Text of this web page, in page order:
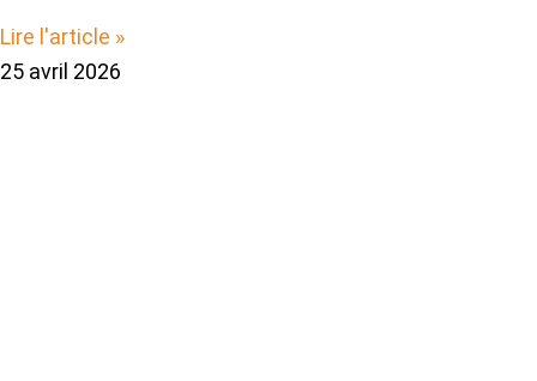
Lire l'article »
25 avril 2026